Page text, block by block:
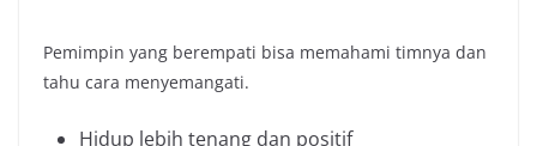
Pemimpin yang berempati bisa memahami timnya dan
tahu cara menyemangati.
Hidup lebih tenang dan positif